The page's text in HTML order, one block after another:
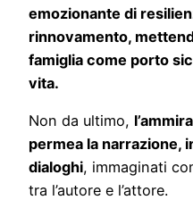
emozionante di
rinnovamento,
famiglia come porto
vita.
Non da ultimo,
permea la narrazione,
dialoghi, immaginati
tra l’autore e l’attore.